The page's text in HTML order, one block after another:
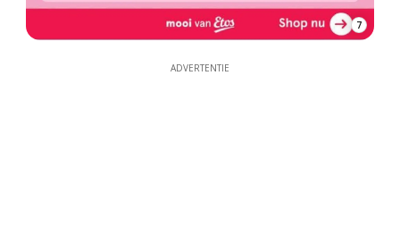
7
ADVERTENTIE